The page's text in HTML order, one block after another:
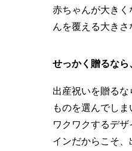
赤ちゃんが大き
んを覆える大き
せっかく贈るな
出産祝いを贈る
ものを選んでし
ワクワクするデ
インだからこそ